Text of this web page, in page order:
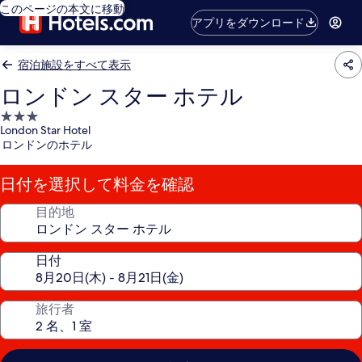
このページの本文に移動
アプリをダウンロード
宿泊施設をすべて表示
ロンドン スター ホテル
3.0
つ
星
宿
泊
施
London Star Hotel
ロンドンのホテル
日付を選択して料金を確認
目的地
日付
旅行者